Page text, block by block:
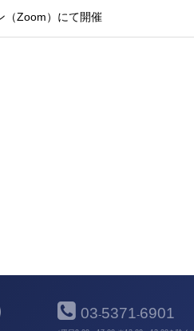
（Zoom）にて開催
03-5371-6901